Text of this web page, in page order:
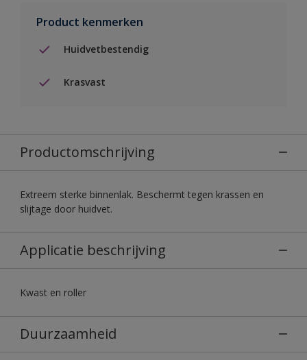
Product kenmerken
Huidvetbestendig
Krasvast
Productomschrijving
Extreem sterke binnenlak. Beschermt tegen krassen en
slijtage door huidvet.
Applicatie beschrijving
Kwast en roller
Duurzaamheid